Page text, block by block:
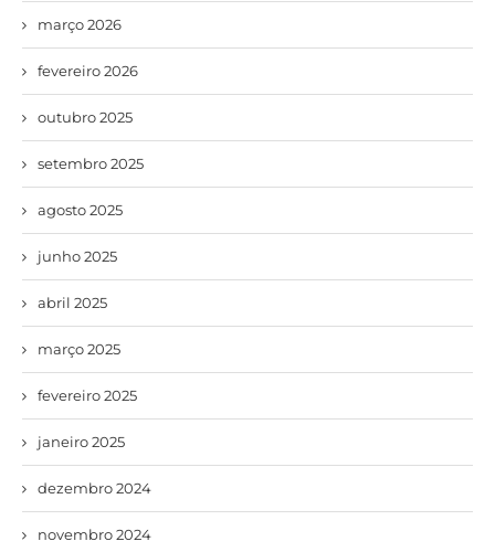
março 2026
fevereiro 2026
outubro 2025
setembro 2025
agosto 2025
junho 2025
abril 2025
março 2025
fevereiro 2025
janeiro 2025
dezembro 2024
novembro 2024